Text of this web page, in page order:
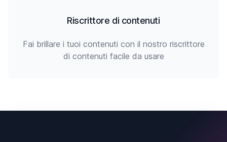
Riscrittore di contenuti
Fai brillare i tuoi contenuti con il nostro riscrittore
di contenuti facile da usare